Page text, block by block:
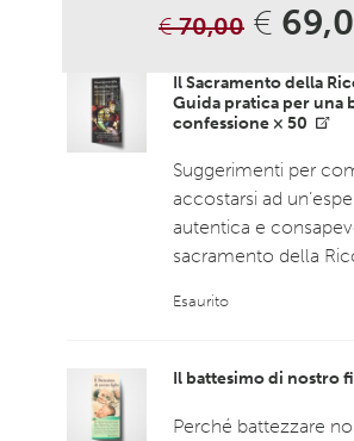
€70,00 €
Il Sacramento della
Guida pratica per una
confessione × 50
Suggerimenti per
accostarsi ad
autentica e
sacramento della
Esaurito
Il battesimo di nostro
Perché battezzare